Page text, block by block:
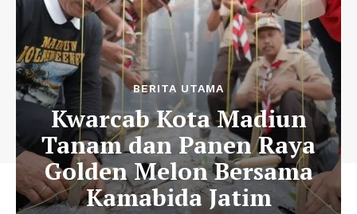
BERITA UTAMA
Kwarcab Kota Madiun
Tanam dan Panen Raya
Golden Melon Bersama
Kamabida Jatim